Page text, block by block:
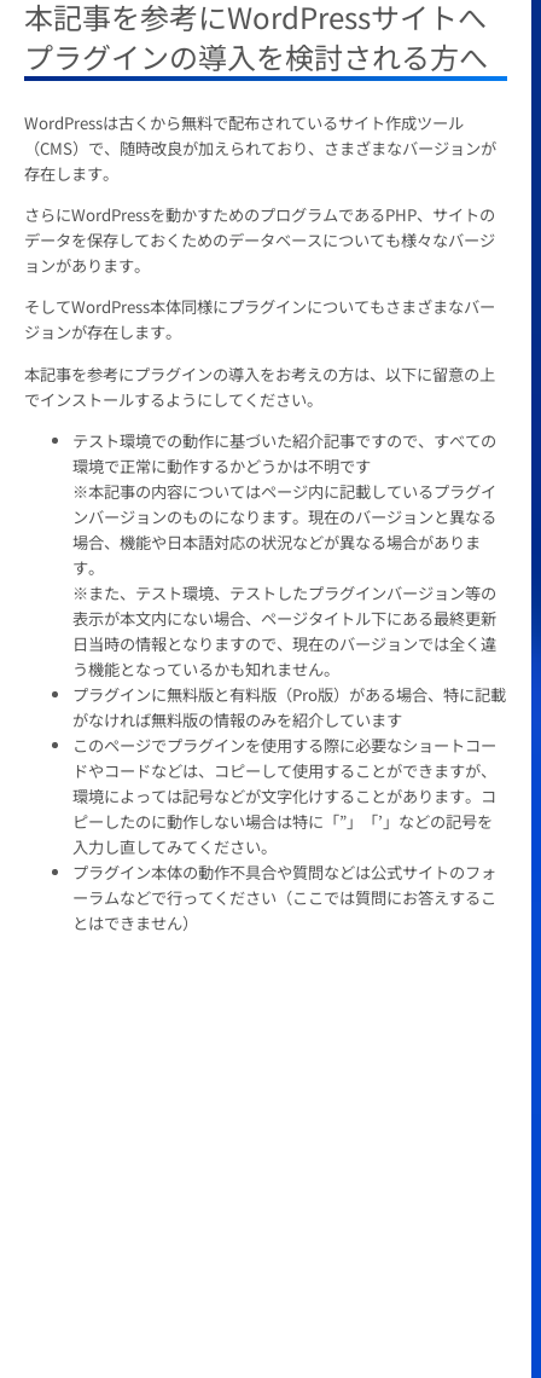
本記事を参考にWordPressサイトへ
プラグインの導入を検討される方へ
WordPressは古くから無料で配布されているサイト作成ツール
（CMS）で、随時改良が加えられており、さまざまなバージョンが
存在します。
さらにWordPressを動かすためのプログラムであるPHP、サイトの
データを保存しておくためのデータベースについても様々なバージ
ョンがあります。
そしてWordPress本体同様にプラグインについてもさまざまなバー
ジョンが存在します。
本記事を参考にプラグインの導入をお考えの方は、以下に留意の上
でインストールするようにしてください。
テスト環境での動作に基づいた紹介記事ですので、すべての
環境で正常に動作するかどうかは不明です
※本記事の内容についてはページ内に記載しているプラグイ
ンバージョンのものになります。現在のバージョンと異なる
場合、機能や日本語対応の状況などが異なる場合がありま
す。
※また、テスト環境、テストしたプラグインバージョン等の
表示が本文内にない場合、ページタイトル下にある最終更新
日当時の情報となりますので、現在のバージョンでは全く違
う機能となっているかも知れません。
プラグインに無料版と有料版（Pro版）がある場合、特に記載
がなければ無料版の情報のみを紹介しています
このページでプラグインを使用する際に必要なショートコー
ドやコードなどは、コピーして使用することができますが、
環境によっては記号などが文字化けすることがあります。コ
ピーしたのに動作しない場合は特に「”」「’」などの記号を
入力し直してみてください。
プラグイン本体の動作不具合や質問などは公式サイトのフォ
ーラムなどで行ってください（ここでは質問にお答えするこ
とはできません）